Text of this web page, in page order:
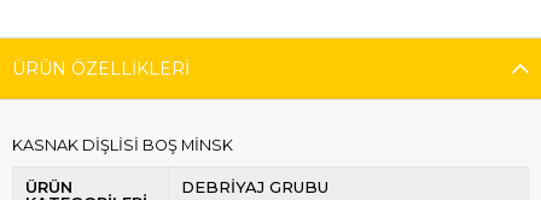
ÜRÜN ÖZELLIKLERI
KASNAK DİŞLİSİ BOŞ MİNSK
ÜRÜN
DEBRİYAJ GRUBU